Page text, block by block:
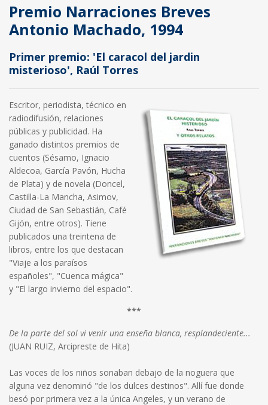
Premio Narraciones Breves
Antonio Machado, 1994
Primer premio: 'El caracol del jardin
misterioso', Raúl Torres
Escritor, periodista, técnico en
radiodifusión, relaciones
públicas y publicidad. Ha
ganado distintos premios de
cuentos (Sésamo, Ignacio
Aldecoa, García Pavón, Hucha
de Plata) y de novela (Doncel,
Castilla-La Mancha, Asimov,
Ciudad de San Sebastián, Café
Gijón, entre otros). Tiene
publicados una treintena de
libros, entre los que destacan
"Viaje a los paraísos
españoles", "Cuenca mágica"
y "El largo invierno del espacio".
***
De la parte del sol vi venir una enseña blanca, resplandeciente...
(JUAN RUIZ, Arcipreste de Hita)
Las voces de los niños sonaban debajo de la noguera que
alguna vez denominó "de los dulces destinos". Allí fue donde
besó por primera vez a la única Angeles, y un verano de